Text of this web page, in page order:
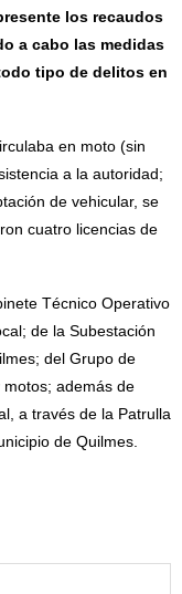
los recaudos
a cabo las medidas
tipo de delitos en
en moto (sin
a la autoridad;
de vehicular, se
cuatro licencias de
Técnico Operativo
de la Subestación
del Grupo de
además de
a través de la Patrulla
de Quilmes.